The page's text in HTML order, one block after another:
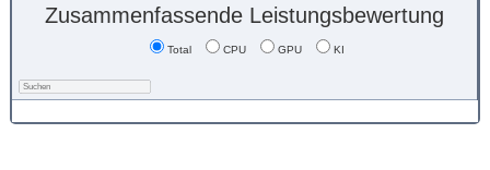
Zusammenfassende Leistungsbewertung
Total CPU GPU KI